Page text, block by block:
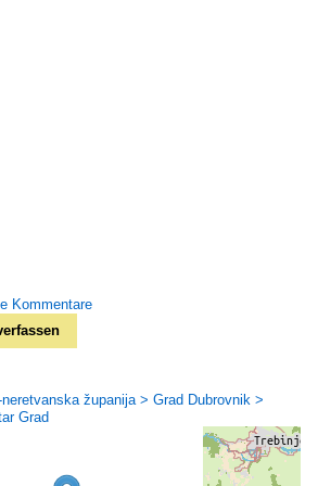
Kommentare
županija > Grad Dubrovnik >
Grad